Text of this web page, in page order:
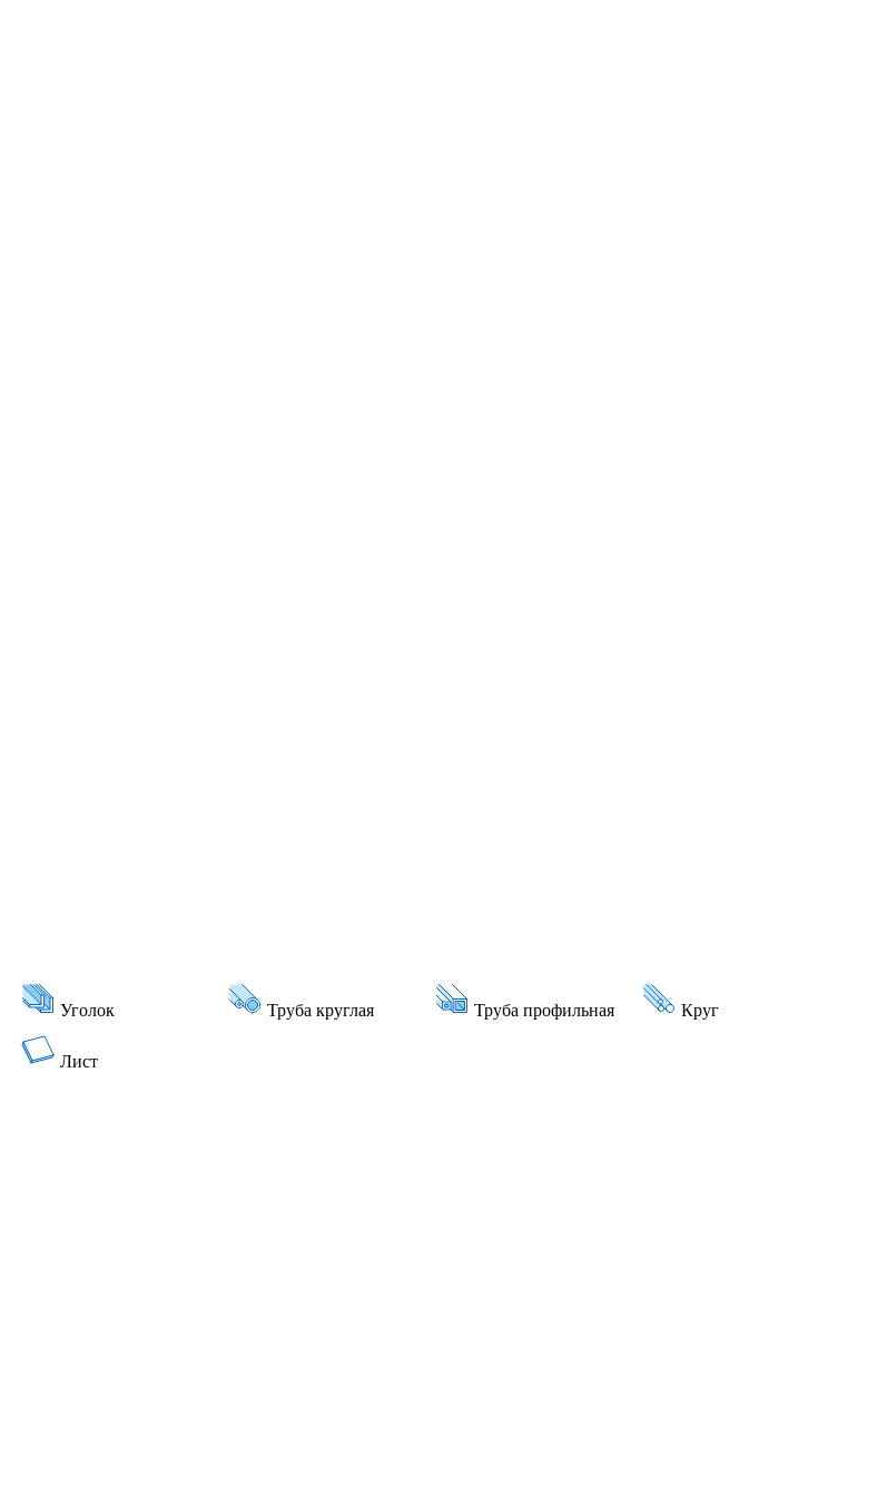
Уголок Труба круглая Труба профильная Круг
Лист